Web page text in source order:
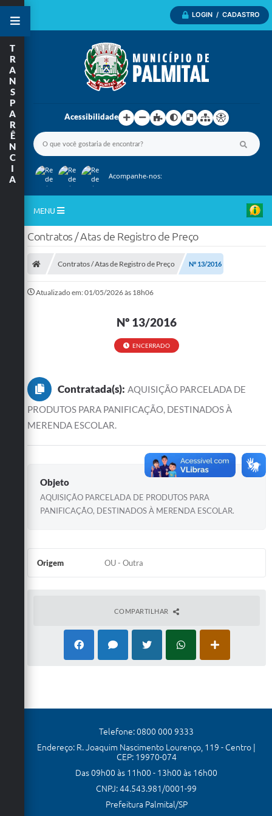
LOGIN / CADASTRO
Acessibilidade
Acompanhe-nos:
MENU
Inicio
A Nossa Cidade
T
R
A
N
S
P
A
R
Ê
N
C
I
A
Contratos / Atas de Registro de Preço
Contratos / Atas de Registro de Preço Nº 13/2016
Atualizado em: 01/05/2026 às 18h06
Nº 13/2016
ENCERRADO
Contratada(s): AQUISIÇÃO PARCELADA DE
PRODUTOS PARA PANIFICAÇÃO, DESTINADOS À
MERENDA ESCOLAR.
Objeto
AQUISIÇÃO PARCELADA DE PRODUTOS PARA
PANIFICAÇÃO, DESTINADOS À MERENDA ESCOLAR.
Origem OU - Outra
COMPARTILHAR
Telefone: 0800 000 9333
Endereço: R. Joaquim Nascimento Lourenço, 119 - Centro |
CEP: 19970-074
Das 09h00 às 11h00 - 13h00 às 16h00
CNPJ: 44.543.981/0001-99
Prefeitura Palmital/SP